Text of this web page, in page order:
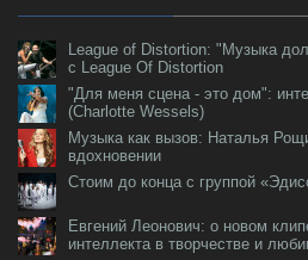
League of Distortion: "Музыка
с League Of Distortion
"Для меня сцена - это дом":
(Charlotte Wessels)
Музыка как вызов: Наталья
вдохновении
Стоим до конца с группой
Евгений Леонович: о новом
интеллекта в творчестве и